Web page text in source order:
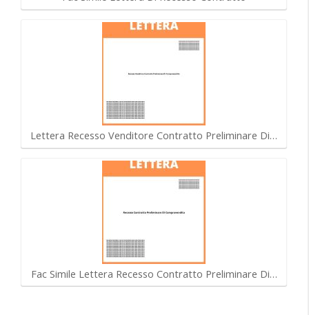
Lettera Recesso Venditore Contratto Preliminare Di…
Fac Simile Lettera Recesso Contratto Preliminare Di…